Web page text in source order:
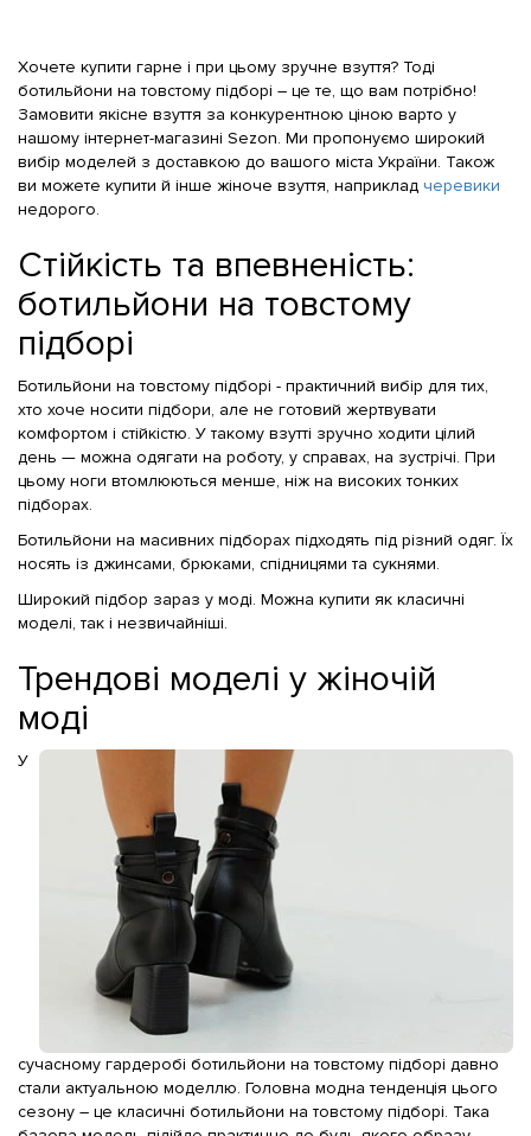
Хочете купити гарне і при цьому зручне взуття? Тоді
ботильйони на товстому підборі – це те, що вам потрібно!
Замовити якісне взуття за конкурентною ціною варто у
нашому інтернет-магазині Sezon. Ми пропонуємо широкий
вибір моделей з доставкою до вашого міста України. Також
ви можете купити й інше жіноче взуття, наприклад черевики
недорого.
Стійкість та впевненість:
ботильйони на товстому
підборі
Ботильйони на товстому підборі - практичний вибір для тих,
хто хоче носити підбори, але не готовий жертвувати
комфортом і стійкістю. У такому взутті зручно ходити цілий
день — можна одягати на роботу, у справах, на зустрічі. При
цьому ноги втомлюються менше, ніж на високих тонких
підборах.
Ботильйони на масивних підборах підходять під різний одяг. Їх
носять із джинсами, брюками, спідницями та сукнями.
Широкий підбор зараз у моді. Можна купити як класичні
моделі, так і незвичайніші.
Трендові моделі у жіночій
моді
У
сучасному гардеробі ботильйони на товстому підборі давно
стали актуальною моделлю. Головна модна тенденція цього
сезону – це класичні ботильйони на товстому підборі. Така